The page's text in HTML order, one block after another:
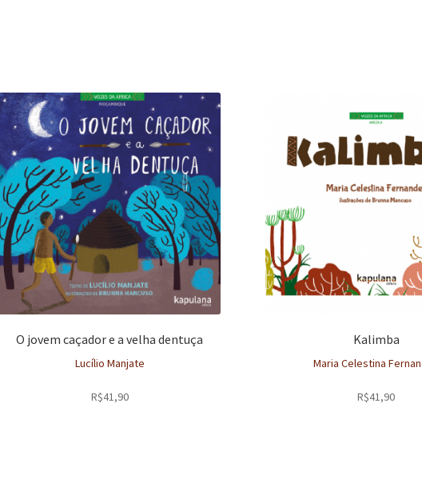
O jovem caçador e a velha dentuça
Lucílio Manjate
R$41,90
Kalimba
Maria Celestina
R$41,90